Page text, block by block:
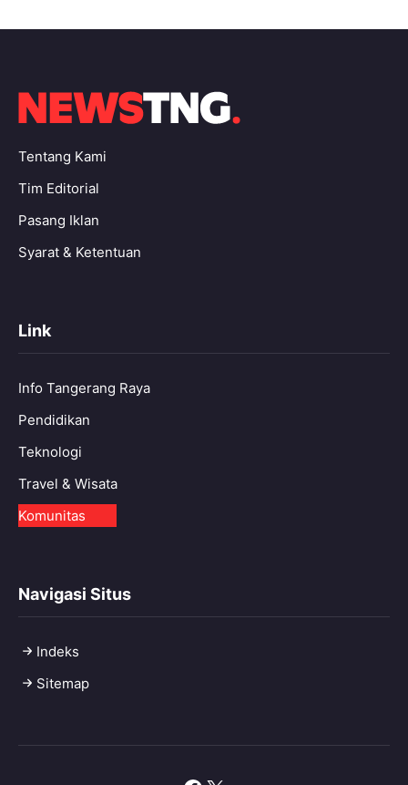
Tentang Kami
Tim Editorial
Pasang Iklan
Syarat & Ketentuan
Link
Info Tangerang Raya
Pendidikan
Teknologi
Travel & Wisata
Komunitas
Navigasi Situs
Indeks
Sitemap